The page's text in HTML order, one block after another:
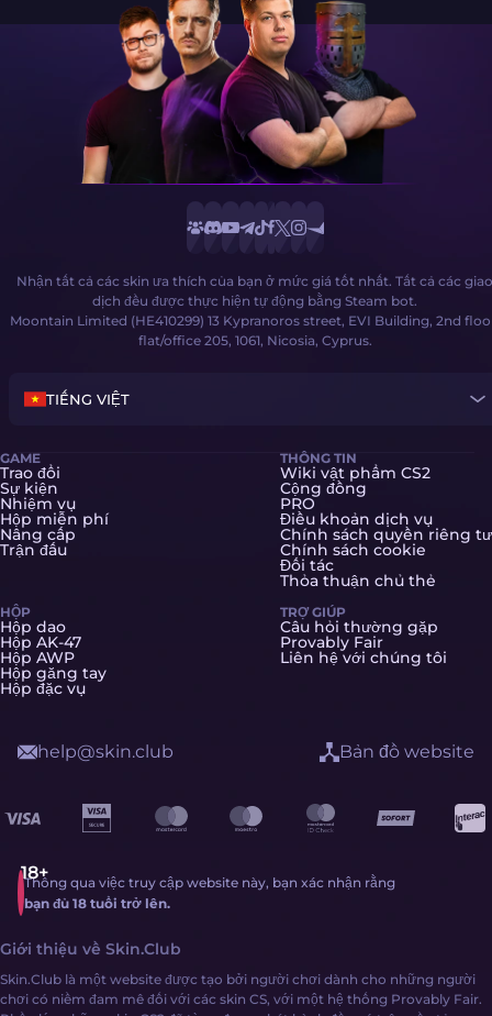
Nhận tất cả các skin ưa thích của bạn ở mức giá tốt nhất. Tất cả các giao
dịch đều được thực hiện tự động bằng Steam bot.
Moontain Limited (HE410299) 13 Kypranoros street, EVI Building, 2nd
flat/office 205, 1061, Nicosia, Cyprus.
TIẾNG VIỆT
GAME
Trao đổi
Sự kiện
Nhiệm vụ
Hộp miễn phí
Nâng cấp
Trận đấu
HỘP
Hộp dao
Hộp AK-47
Hộp AWP
Hộp găng tay
Hộp đặc vụ
THÔNG TIN
Wiki vật phẩm CS2
Cộng đồng
PRO
Điều khoản dịch vụ
Chính sách quyền riêng tư
Chính sách cookie
Đối tác
Thỏa thuận chủ thẻ
TRỢ GIÚP
Câu hỏi thường gặp
Provably Fair
Liên hệ với chúng tôi
Thông qua việc truy cập website này, bạn xác nhận rằng
bạn đủ 18 tuổi trở lên.
help@skin.club Bản đồ website
Giới thiệu về Skin.Club
Skin.Club là một website được tạo bởi người chơi dành cho những người
chơi có niềm đam mê đối với các skin CS, với một hệ thống Provably Fair.